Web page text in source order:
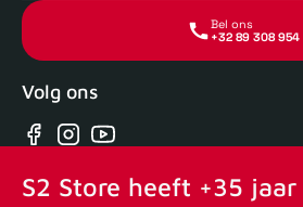
Bel ons
+32 89 308 954
Volg ons
Facebook
Instagram
YouTube
S2 Store heeft +35